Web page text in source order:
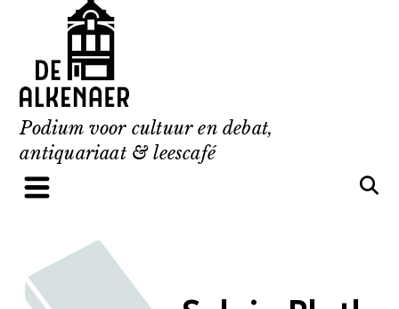
content
Podium voor cultuur en debat,
antiquariaat & leescafé